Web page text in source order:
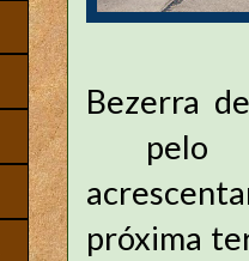
Bezerra
pelo
próxima